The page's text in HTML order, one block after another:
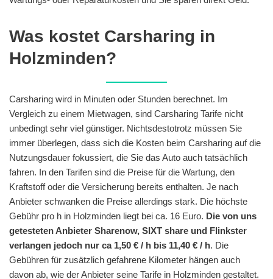
Was kostet Carsharing in
Holzminden?
Carsharing wird in Minuten oder Stunden berechnet. Im
Vergleich zu einem Mietwagen, sind Carsharing Tarife nicht
unbedingt sehr viel günstiger. Nichtsdestotrotz müssen Sie
immer überlegen, dass sich die Kosten beim Carsharing auf die
Nutzungsdauer fokussiert, die Sie das Auto auch tatsächlich
fahren. In den Tarifen sind die Preise für die Wartung, den
Kraftstoff oder die Versicherung bereits enthalten. Je nach
Anbieter schwanken die Preise allerdings stark. Die höchste
Gebühr pro h in Holzminden liegt bei ca. 16 Euro. Die von uns
getesteten Anbieter Sharenow, SIXT share und Flinkster
verlangen jedoch nur ca 1,50 € / h bis 11,40 € / h. Die
Gebühren für zusätzlich gefahrene Kilometer hängen auch
davon ab, wie der Anbieter seine Tarife in Holzminden gestaltet.